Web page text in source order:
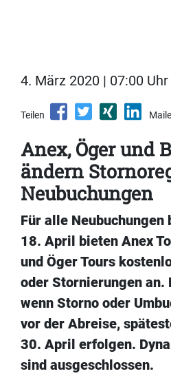
4. März 2020 | 07:00 Uhr
Teilen
Anex, Öger und
ändern
Neubuchungen
Für alle
18. April bieten Anex
und Öger Tours
oder Stornierungen an.
wenn Storno oder
vor der Abreise,
30. April erfolgen.
sind ausgeschlossen.